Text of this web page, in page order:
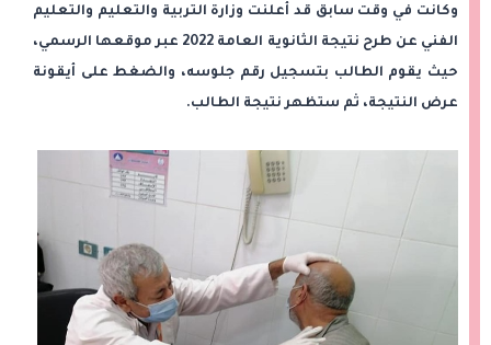
وكانت في وقت سابق قد أعلنت وزارة التربية والتعليم والتعليم
الفني عن طرح نتيجة الثانوية العامة 2022 عبر موقعها الرسمي،
حيث يقوم الطالب بتسجيل رقم جلوسه، والضغط على أيقونة
عرض النتيجة، ثم ستظهر نتيجة الطالب.